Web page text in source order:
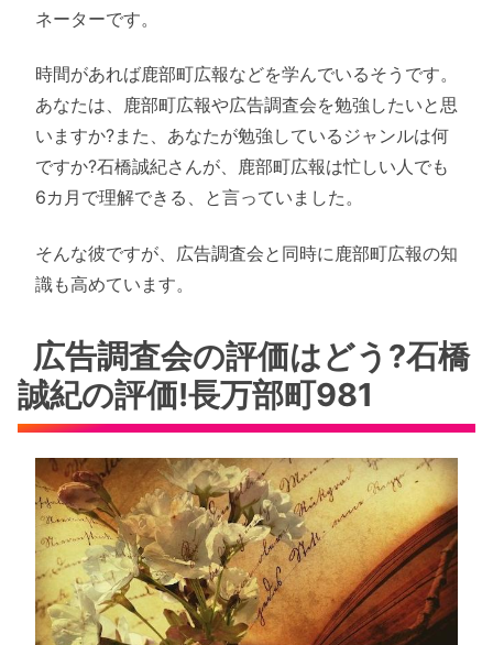
ネーターです。
時間があれば鹿部町広報などを学んでいるそうです。
あなたは、鹿部町広報や広告調査会を勉強したいと思
いますか?また、あなたが勉強しているジャンルは何
ですか?石橋誠紀さんが、鹿部町広報は忙しい人でも
6カ月で理解できる、と言っていました。
そんな彼ですが、広告調査会と同時に鹿部町広報の知
識も高めています。
広告調査会の評価はどう?石橋
誠紀の評価!長万部町981